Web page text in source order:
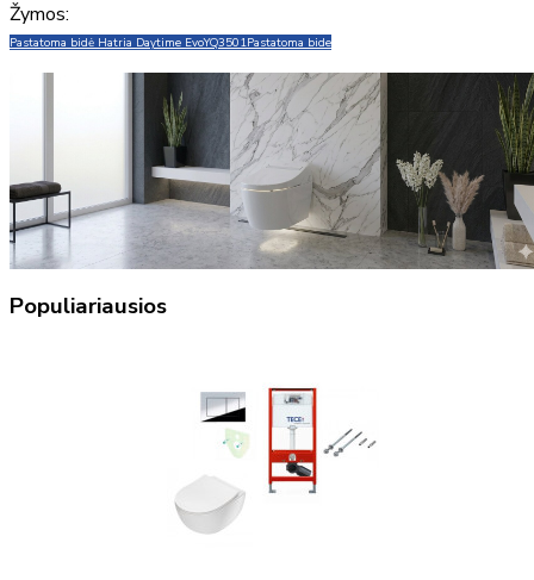
Žymos:
Pastatoma bidė Hatria Daytime EvoYQ3501Pastatoma bide
Populiariausios